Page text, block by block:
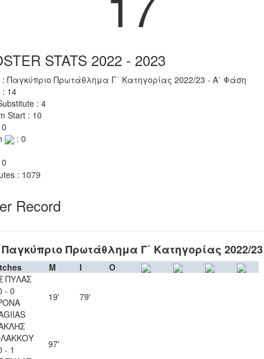
STATS 2022 - 2023
: Παγκύπριο Πρωτάθλημα Γ΄ Κατηγορίας 2022/23 - Α΄ Φάση
: 14
: 4
Start : 10
: 0
: 1079
Record
Παγκύπριο Πρωτάθλημα Γ΄ Κατηγορίας 2022/23
M I
O
ΠΥΛΑΣ
- 0
19' 79'
- 1
97'